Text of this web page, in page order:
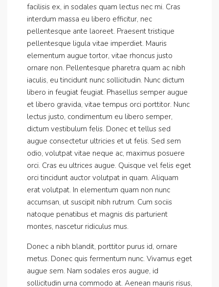
facilisis ex, in sodales quam lectus nec mi. Cras
interdum massa eu libero efficitur, nec
pellentesque ante laoreet. Praesent tristique
pellentesque ligula vitae imperdiet. Mauris
elementum augue tortor, vitae rhoncus justo
ornare non. Pellentesque pharetra quam ac nibh
iaculis, eu tincidunt nunc sollicitudin. Nunc dictum
libero in feugiat feugiat. Phasellus semper augue
et libero gravida, vitae tempus orci porttitor. Nunc
lectus justo, condimentum eu libero semper,
dictum vestibulum felis. Donec et tellus sed
augue consectetur ultricies et ut felis. Sed sem
odio, volutpat vitae neque ac, maximus posuere
orci. Cras eu ultrices augue. Quisque vel felis eget
orci tincidunt auctor volutpat in quam. Aliquam
erat volutpat. In elementum quam non nunc
accumsan, ut suscipit nibh rutrum. Cum sociis
natoque penatibus et magnis dis parturient
montes, nascetur ridiculus mus.
Donec a nibh blandit, porttitor purus id, ornare
metus. Donec quis fermentum nunc. Vivamus eget
augue sem. Nam sodales eros augue, id
sollicitudin urna commodo at. Aenean mauris risus,